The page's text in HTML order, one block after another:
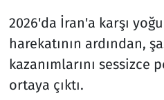
2026'da İran'a karşı
harekatının ardından,
kazanımlarını
ortaya çıktı.